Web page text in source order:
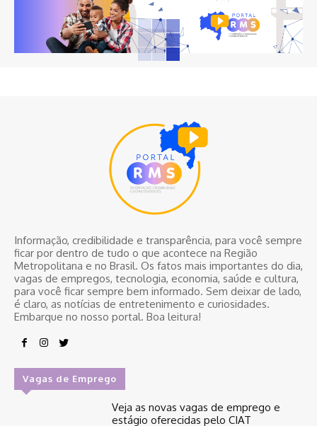
Informação, credibilidade e transparência, para você sempre
ficar por dentro de tudo o que acontece na Região
Metropolitana e no Brasil. Os fatos mais importantes do dia,
vagas de empregos, tecnologia, economia, saúde e cultura,
para você ficar sempre bem informado. Sem deixar de lado,
é claro, as notícias de entretenimento e curiosidades.
Embarque no nosso portal. Boa leitura!
Vagas de Emprego
Veja as novas vagas de emprego e
estágio oferecidas pelo CIAT